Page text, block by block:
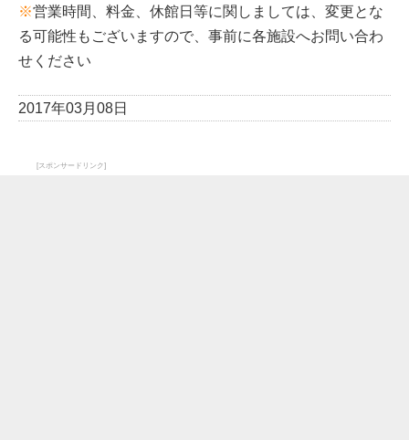
※営業時間、料金、休館日等に関しましては、変更とな
る可能性もございますので、事前に各施設へお問い合わ
せください
2017年03月08日
[スポンサードリンク]